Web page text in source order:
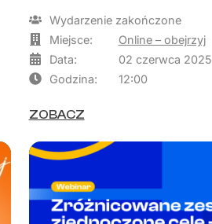
Wydarzenie zakończone
Miejsce:
Online – obejrzyj
Data:
02 czerwca 2025
Godzina:
12:00
ZOBACZ